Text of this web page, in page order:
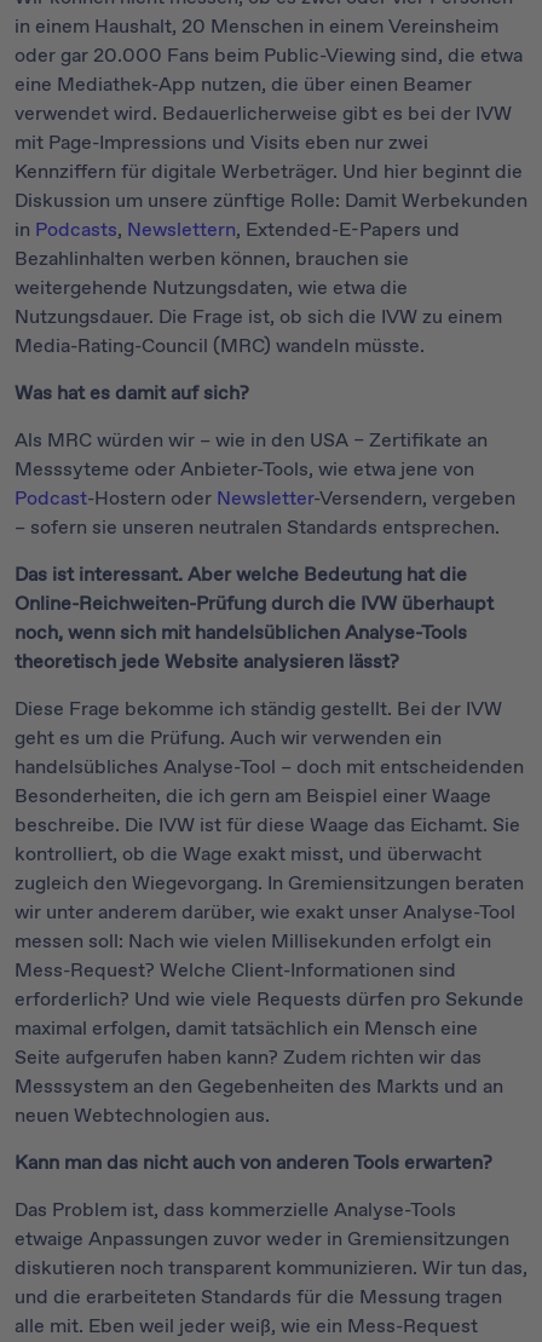
in einem Haushalt, 20 Menschen in einem Vereinsheim
oder gar 20.000 Fans beim Public-Viewing sind, die etwa
eine Mediathek-App nutzen, die über einen Beamer
verwendet wird. Bedauerlicherweise gibt es bei der IVW
mit Page-Impressions und Visits eben nur zwei
Kennziffern für digitale Werbeträger. Und hier beginnt die
Diskussion um unsere zünftige Rolle: Damit Werbekunden
in Podcasts, Newslettern, Extended-E-Papers und
Bezahlinhalten werben können, brauchen sie
weitergehende Nutzungsdaten, wie etwa die
Nutzungsdauer. Die Frage ist, ob sich die IVW zu einem
Media-Rating-Council (MRC) wandeln müsste.
Was hat es damit auf sich?
Als MRC würden wir – wie in den USA – Zertifikate an
Messsyteme oder Anbieter-Tools, wie etwa jene von
Podcast-Hostern oder Newsletter-Versendern, vergeben
– sofern sie unseren neutralen Standards entsprechen.
Das ist interessant. Aber welche Bedeutung hat die
Online-Reichweiten-Prüfung durch die IVW überhaupt
noch, wenn sich mit handelsüblichen Analyse-Tools
theoretisch jede Website analysieren lässt?
Diese Frage bekomme ich ständig gestellt. Bei der IVW
geht es um die Prüfung. Auch wir verwenden ein
handelsübliches Analyse-Tool – doch mit entscheidenden
Besonderheiten, die ich gern am Beispiel einer Waage
beschreibe. Die IVW ist für diese Waage das Eichamt. Sie
kontrolliert, ob die Wage exakt misst, und überwacht
zugleich den Wiegevorgang. In Gremiensitzungen beraten
wir unter anderem darüber, wie exakt unser Analyse-Tool
messen soll: Nach wie vielen Millisekunden erfolgt ein
Mess-Request? Welche Client-Informationen sind
erforderlich? Und wie viele Requests dürfen pro Sekunde
maximal erfolgen, damit tatsächlich ein Mensch eine
Seite aufgerufen haben kann? Zudem richten wir das
Messsystem an den Gegebenheiten des Markts und an
neuen Webtechnologien aus.
Kann man das nicht auch von anderen Tools erwarten?
Das Problem ist, dass kommerzielle Analyse-Tools
etwaige Anpassungen zuvor weder in Gremiensitzungen
diskutieren noch transparent kommunizieren. Wir tun das,
und die erarbeiteten Standards für die Messung tragen
alle mit. Eben weil jeder weiß, wie ein Mess-Request